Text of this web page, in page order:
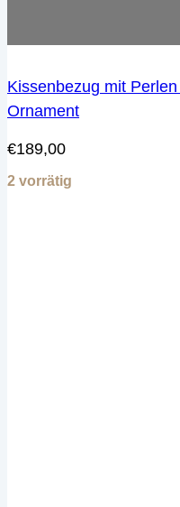
Kissenbezug mit
Ornament
€189,00
2 vorrätig